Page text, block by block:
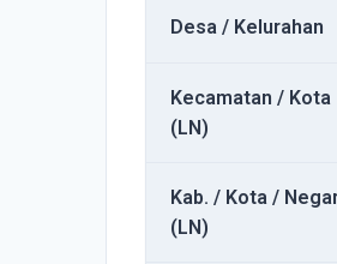
Desa / Kelurahan
Kecamatan / Kota
(LN)
Kab. / Kota /
(LN)